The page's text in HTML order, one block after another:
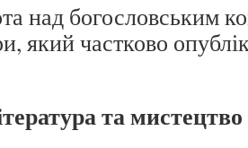
над богословським
який частково
та мистецтво